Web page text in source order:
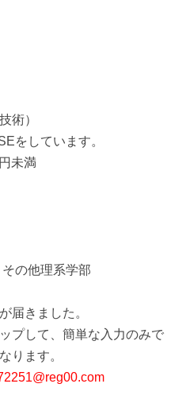
術）
をしています。
未満
の他理系学部
届きました。
プして、簡単な入力のみで
ります。